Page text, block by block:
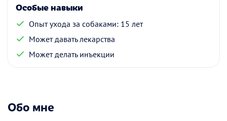
Особые навыки
Опыт ухода за собаками: 15 лет
Может давать лекарства
Может делать инъекции
Обо мне